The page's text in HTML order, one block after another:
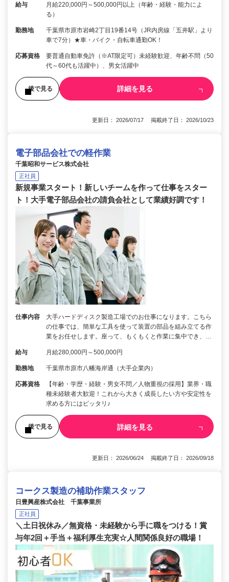
給与
月給220,000円～500,000円以上（年齢・経験・能力によ
る）
勤務地
千葉県市原市岩崎2丁目19番14号（JR内房線「五井駅」より
車で7分）★車・バイク・自転車通勤OK！
応募資格
要普通自動車免許（※AT限定可）未経験歓迎、年齢不問（50
代～60代も活躍中）、男女活躍中
後で見る 詳細を見る
更新日： 2026/07/17 掲載終了日： 2026/10/23
電子部品会社での軽作業
千葉昭和サービス株式会社
正社員
新規事業スタート！新しいチームを作って仕事をスター
ト！大手電子部品会社の請負会社として業績好調です！
仕事内容
大手ハードディスク製造工場でのお仕事になります。こちら
の仕事では、簡単な工具を使って装置の部品を組み立てる作
業をお任せします。座って、もくもくと作業に集中でき、…
給与 月給280,000円～500,000円
勤務地 千葉県市原市八幡海岸通（大手企業内）
応募資格
【年齢・学歴・経験・男女不問／人物重視の採用】業界・職
種未経験者大歓迎！これから大きく成長したい方や安定性を
求める方にはピッタリ♪
後で見る 詳細を見る
更新日： 2026/06/24 掲載終了日： 2026/09/18
コークス製造の補助作業スタッフ
日豊興産株式会社 千葉事業所
正社員
＼土日祝休み／無資格・未経験から手に職をつける！賞
与年2回＋手当＋福利厚生充実☆人間関係良好の職場！